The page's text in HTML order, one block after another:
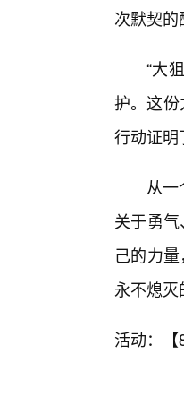
次默契
“大
护。这
行动证明
从
关于勇
己的力
永不熄灭
活动：【